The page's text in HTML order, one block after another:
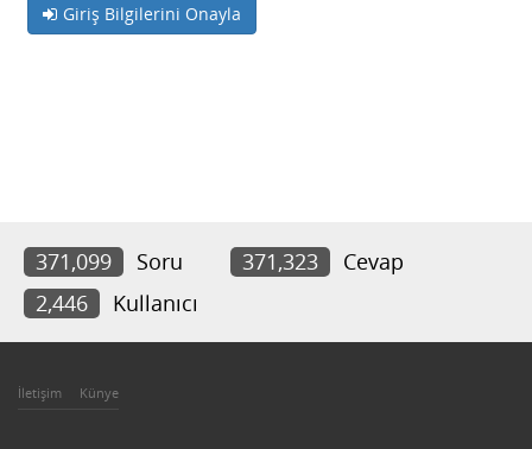
Giriş Bilgilerini Onayla
371,099 Soru 371,323
Cevap
2,446
Kullanıcı
İletişim Künye